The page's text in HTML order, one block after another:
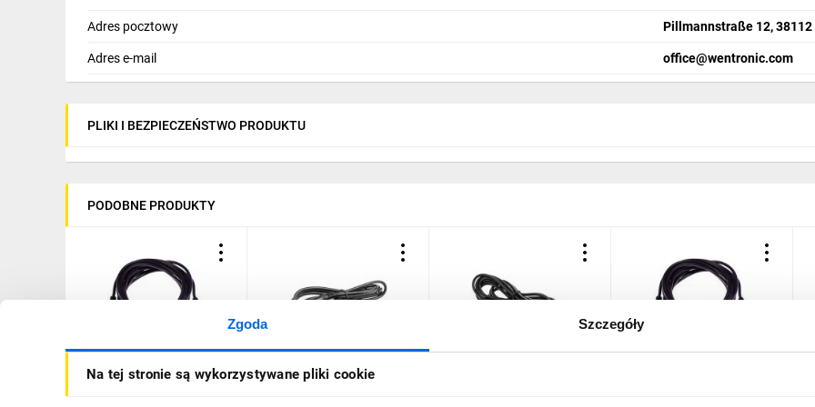
Zgoda Szczegóły
Na tej stronie są wykorzystywane pliki cookie
Adres pocztowy Pillmannstraße 12, 38112
Adres e-mail office@wentronic.com
PLIKI I BEZPIECZEŃSTWO PRODUKTU
PODOBNE PRODUKTY
Przewód Jack 3,5mm /3-
pin stereo/ 5m HQ LIBOX
Przewód Jack 3,5mm /3-
pin stereo/ HQ, 1,5m